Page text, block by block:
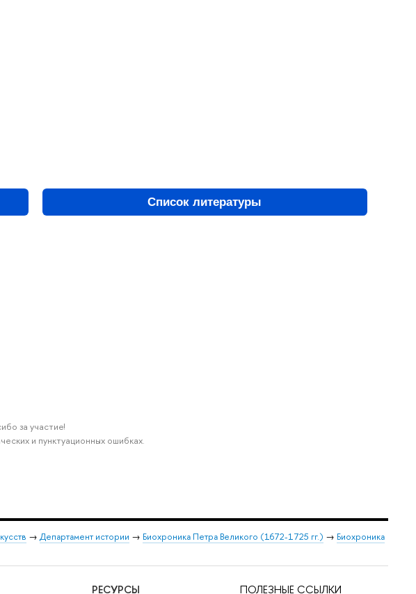
Список литературы
за участие!
и пунктуационных ошибках.
→ Департамент истории → Биохроника Петра Великого (1672-1725 гг.) → Биохроника
РЕСУРСЫ ПОЛЕЗНЫЕ ССЫЛКИ